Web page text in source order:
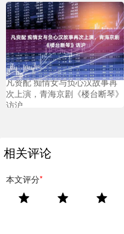
凡资配 痴情女与负心汉故事再
次上演，青海京剧《楼台断琴》
访沪
相关评论
本文评分*